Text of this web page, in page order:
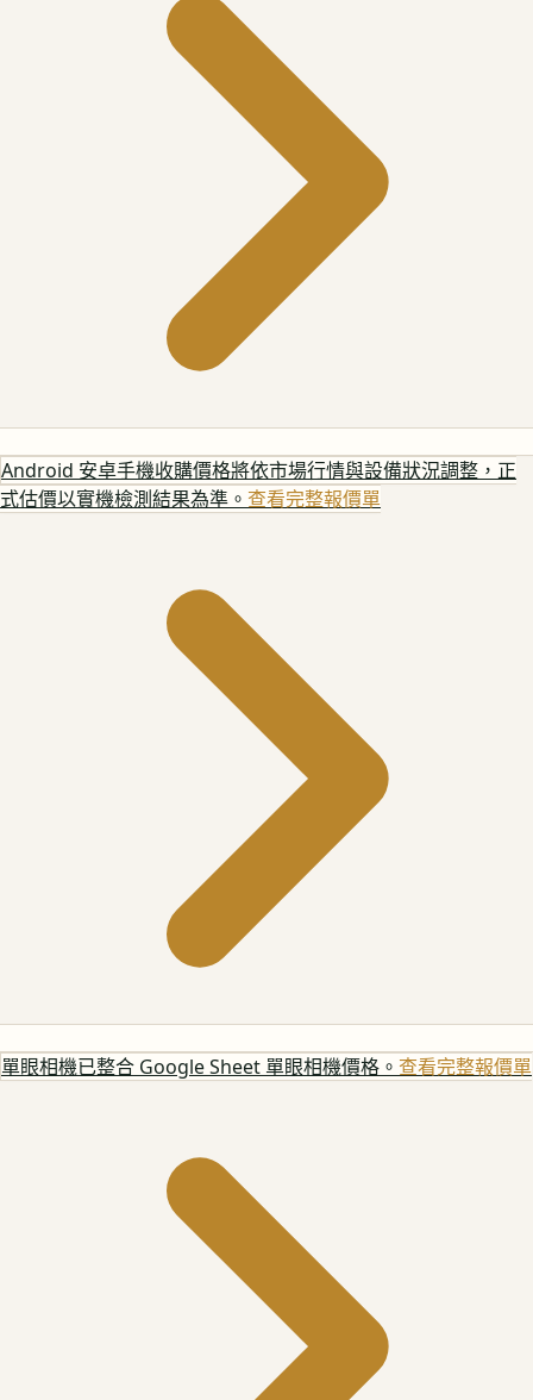
Android 安卓手機收購價格將依市場行情與設備狀況調整，正
式估價以實機檢測結果為準。 查看完整報價單
單眼相機已整合 Google Sheet 單眼相機價格。 查看完整報價單